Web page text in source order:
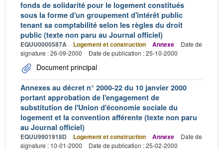
fonds de solidarité pour le logement constitués
sous la forme d'un groupement d'intérêt public
tenant sa comptabilité selon les règles du droit
public (texte non paru au Journal officiel)
EQUU0000587A Logement et construction Annexe
Date de
signature : 26-09-2000
Date de publication : 25-10-2000
Document principal
Annexes au décret n° 2000-22 du 10 janvier 2000
portant approbation de l'engagement de
substitution de l'Union d'économie sociale du
logement et la convention afférente (texte non paru
au Journal officiel)
EQUU9901918D Logement et construction Annexe
Date de
signature : 10-01-2000
Date de publication : 25-02-2000